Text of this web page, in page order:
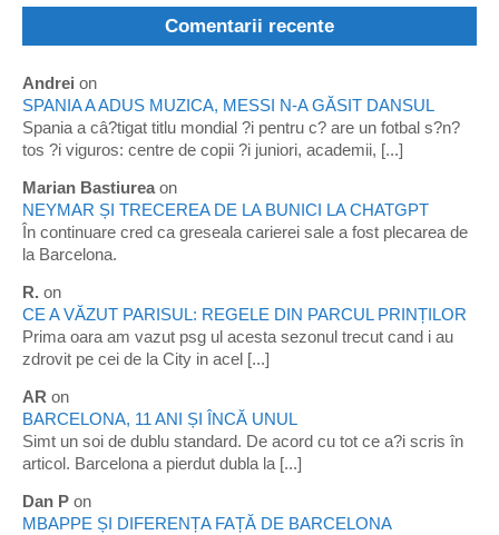
Comentarii recente
Andrei on
SPANIA A ADUS MUZICA, MESSI N-A GĂSIT DANSUL
Spania a câ?tigat titlu mondial ?i pentru c? are un fotbal s?n?
tos ?i viguros: centre de copii ?i juniori, academii, [...]
Marian Bastiurea on
NEYMAR ȘI TRECEREA DE LA BUNICI LA CHATGPT
În continuare cred ca greseala carierei sale a fost plecarea de
la Barcelona.
R. on
CE A VĂZUT PARISUL: REGELE DIN PARCUL PRINȚILOR
Prima oara am vazut psg ul acesta sezonul trecut cand i au
zdrovit pe cei de la City in acel [...]
AR on
BARCELONA, 11 ANI ȘI ÎNCĂ UNUL
Simt un soi de dublu standard. De acord cu tot ce a?i scris în
articol. Barcelona a pierdut dubla la [...]
Dan P on
MBAPPE ȘI DIFERENȚA FAȚĂ DE BARCELONA